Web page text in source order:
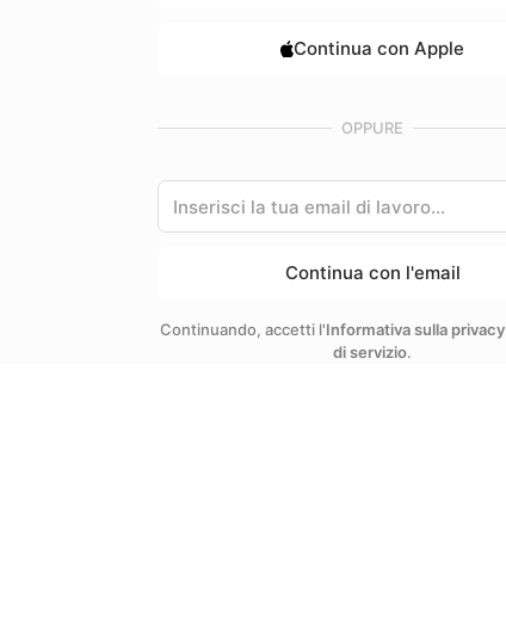
Continua con Apple
OPPURE
Continua con l'email
Continuando, accetti l'Informativa sulla privacy
di servizio.